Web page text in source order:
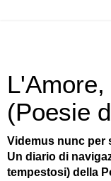
(Poesie
Videmus nunc per
Un diario di
tempestosi) della